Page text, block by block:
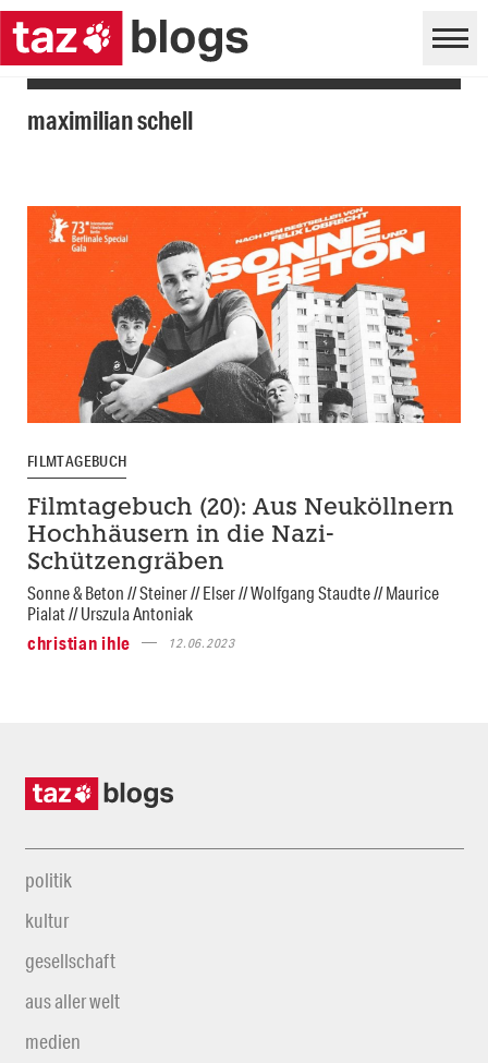
maximilian schell
FILMTAGEBUCH
Filmtagebuch (20): Aus Neuköllnern
Hochhäusern in die Nazi-
Schützengräben
Sonne & Beton // Steiner // Elser // Wolfgang Staudte // Maurice
Pialat // Urszula Antoniak
christian ihle
12.06.2023
politik
kultur
gesellschaft
aus aller welt
medien